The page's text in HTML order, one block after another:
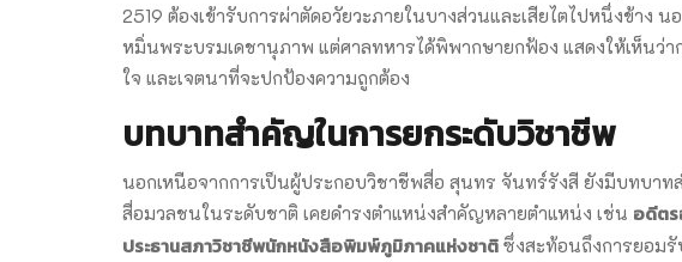
2519 ต้องเข้ารับการผ่าตัดอวัยวะภายในบางส่วนและเสียไตไปหนึ่งข้าง
หมิ่นพระบรมเดชานุภาพ แต่ศาลทหารได้พิพากษายกฟ้อง แสดงให้เห็นว่
ใจ และเจตนาที่จะปกป้องความถูกต้อง
บทบาทสำคัญในการยกระดับวิชาชีพ
นอกเหนือจากการเป็นผู้ประกอบวิชาชีพสื่อ สุนทร จันทร์รังสี ยังมีบทบา
สื่อมวลชนในระดับชาติ เคยดำรงตำแหน่งสำคัญหลายตำแหน่ง เช่น อดีต
ประธานสภาวิชาชีพนักหนังสือพิมพ์ภูมิภาคแห่งชาติ ซึ่งสะท้อนถึงการยอม